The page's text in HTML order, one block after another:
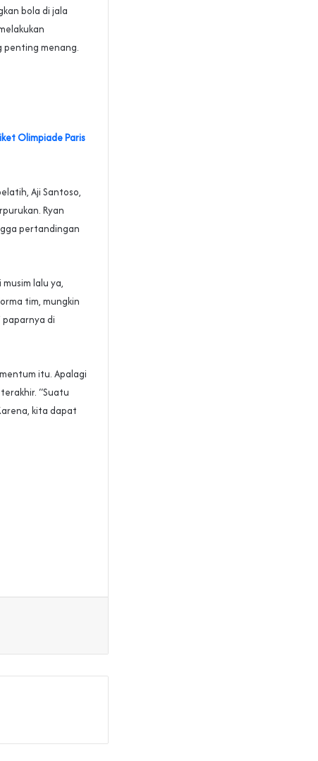
bola di jala
penting menang.
Olimpiade Paris
Aji Santoso,
Ryan
pertandingan
lalu ya,
tim, mungkin
paparnya di
itu. Apalagi
“Suatu
kita dapat